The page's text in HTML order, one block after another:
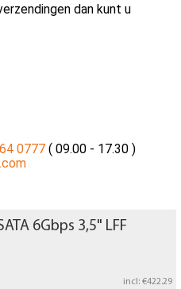
dan kunt u
0777 ( 09.00 - 17.30 )
6Gbps 3,5" LFF
incl: €422.29